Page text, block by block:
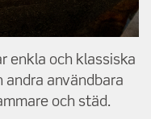
enkla och klassiska
andra användbara
och städ.